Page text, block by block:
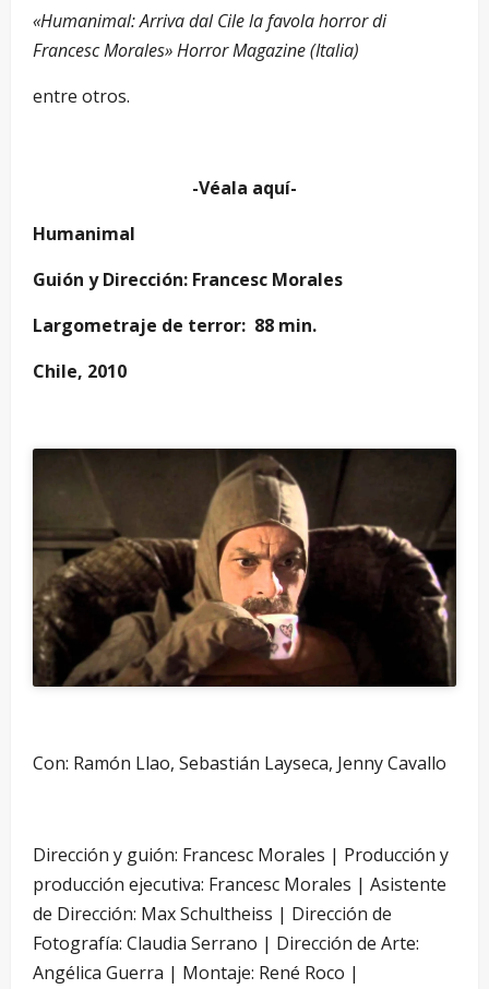
«Humanimal: Arriva dal Cile la favola horror di
Francesc Morales» Horror Magazine (Italia)
entre otros.
-Véala aquí-
Humanimal
Guión y Dirección: Francesc Morales
Largometraje de terror: 88 min.
Chile, 2010
Con: Ramón Llao, Sebastián Layseca, Jenny Cavallo
Dirección y guión: Francesc Morales | Producción y
producción ejecutiva: Francesc Morales | Asistente
de Dirección: Max Schultheiss | Dirección de
Fotografía: Claudia Serrano | Dirección de Arte:
Angélica Guerra | Montaje: René Roco |